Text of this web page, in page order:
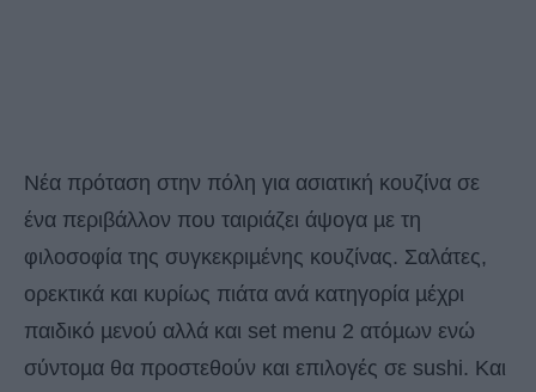
Νέα πρόταση στην πόλη για ασιατική κουζίνα σε
ένα περιβάλλον που ταιριάζει άψογα µε τη
φιλοσοφία της συγκεκριµένης κουζίνας. Σαλάτες,
ορεκτικά και κυρίως πιάτα ανά κατηγορία µέχρι
παιδικό µενού αλλά και set menu 2 ατόµων ενώ
σύντοµα θα προστεθούν και επιλογές σε sushi. Και